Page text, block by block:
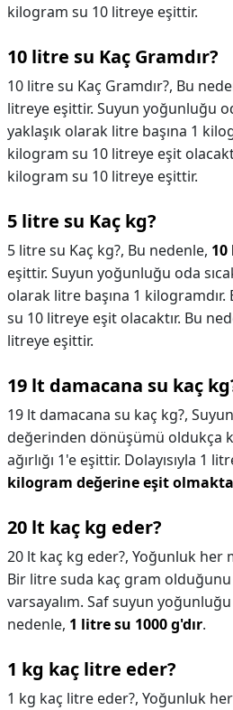
kilogram su 10 litreye eşittir.
10 litre su Kaç Gramdır?
10 litre su Kaç Gramdır?, Bu
litreye eşittir. Suyun yoğunluğu
yaklaşık olarak litre başına 1
kilogram su 10 litreye eşit
kilogram su 10 litreye eşittir.
5 litre su Kaç kg?
5 litre su Kaç kg?, Bu nedenle,
eşittir. Suyun yoğunluğu oda
olarak litre başına 1
su 10 litreye eşit olacaktır. Bu
litreye eşittir.
19 lt damacana su kaç
19 lt damacana su kaç kg?,
değerinden dönüşümü oldukça
ağırlığı 1'e eşittir. Dolayısıyla 1
kilogram değerine eşit
20 lt kaç kg eder?
20 lt kaç kg eder?, Yoğunluk her
Bir litre suda kaç gram
varsayalım. Saf suyun
nedenle, 1 litre su 1000 g'dır.
1 kg kaç litre eder?
1 kg kaç litre eder?, Yoğunluk